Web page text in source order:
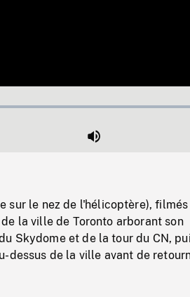
Mute
sur le nez de l'hélicoptère),
la ville de Toronto arborant son
Skydome et de la tour du CN,
dessus de la ville avant de